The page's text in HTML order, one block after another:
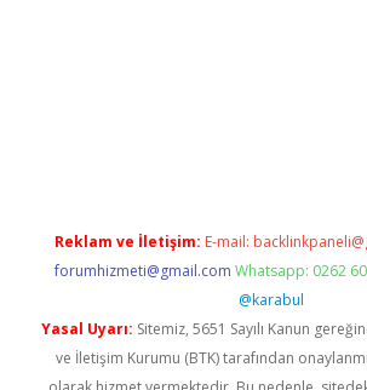
Reklam ve İletişim: E-mail:
forumhizmeti@gmail.com Whatsapp: 0262
@karabul
Yasal Uyarı: Sitemiz, 5651 Sayılı Kanun
ve İletişim Kurumu (BTK) tarafından